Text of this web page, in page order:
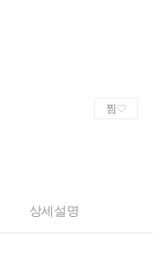
찜
상세설명